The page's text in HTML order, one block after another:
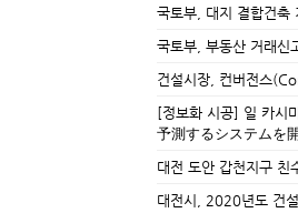
국토부, 대지 결합건축
국토부, 부동산 거래신
건설시장, 컨버전스
[정보화 시공] 일 카시
予測するシステムを
대전 도안 갑천지구 친
대전시, 2020년도 건